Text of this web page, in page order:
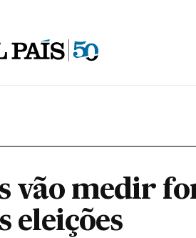
vão medir
eleições